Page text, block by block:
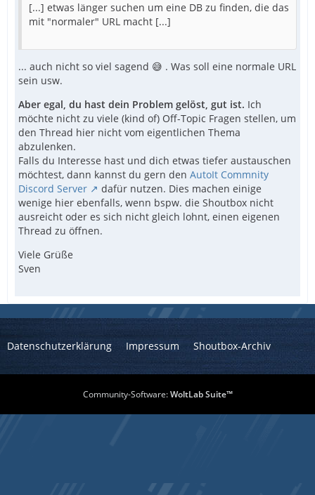
[...] etwas länger suchen um eine DB zu finden, die das
mit "normaler" URL macht [...]
... auch nicht so viel sagend 😅 . Was soll eine normale URL
sein usw.
Aber egal, du hast dein Problem gelöst, gut ist. Ich
möchte nicht zu viele (kind of) Off-Topic Fragen stellen, um
den Thread hier nicht vom eigentlichen Thema
abzulenken.
Falls du Interesse hast und dich etwas tiefer austauschen
möchtest, dann kannst du gern den AutoIt Commnity
Discord Server
dafür nutzen. Dies machen einige
wenige hier ebenfalls, wenn bspw. die Shoutbox nicht
ausreicht oder es sich nicht gleich lohnt, einen eigenen
Thread zu öffnen.
Viele Grüße
Sven
Datenschutzerklärung Impressum Shoutbox-Archiv
Community-Software:WoltLab Suite™